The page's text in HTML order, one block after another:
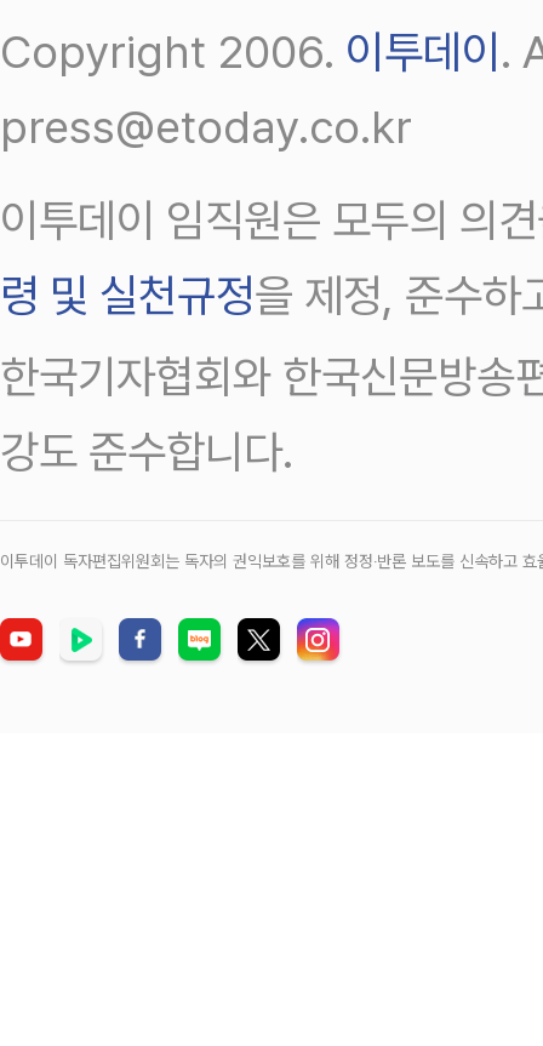
Copyright 2006. 이투데이 .
press@etoday.co.kr
이투데이 임직원은 모두의 의
령 및 실천규정을 제정, 준수하
한국기자협회와 한국신문방송
강도 준수합니다.
이투데이 독자편집위원회는 독자의 권익보호를 위해 정정‧반론 보도를 신속하고